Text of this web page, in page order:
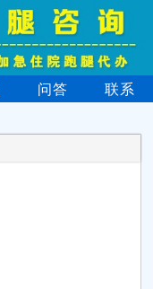
问答
联系